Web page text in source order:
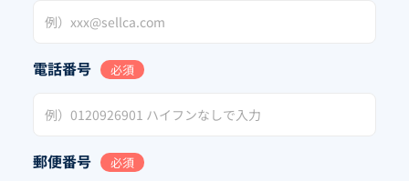
電話番号 必須
郵便番号 必須